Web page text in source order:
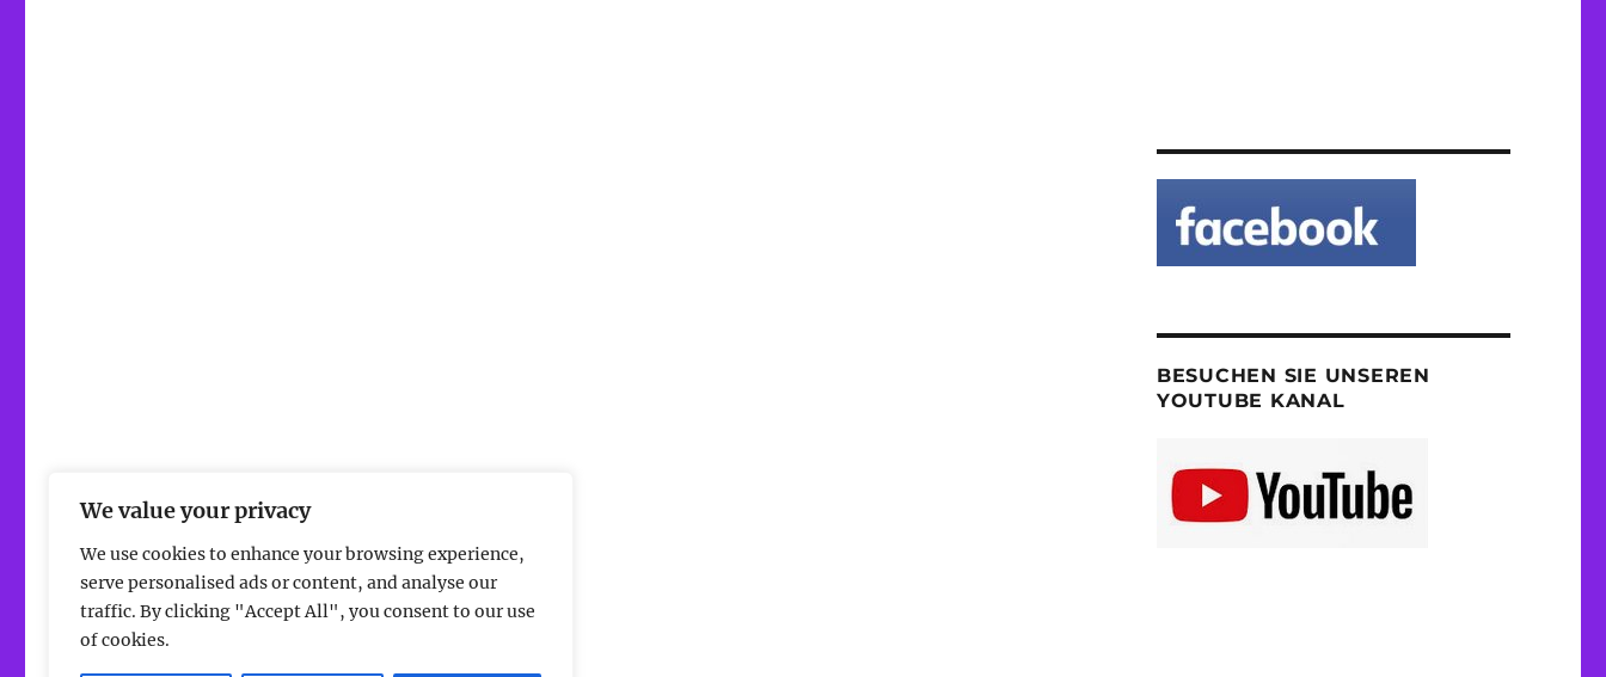
We value your privacy
We use cookies to enhance your browsing experience,
serve personalised ads or content, and analyse our
traffic. By clicking "Accept All", you consent to our use
of cookies.
BESUCHEN SIE UNSEREN
YOUTUBE KANAL